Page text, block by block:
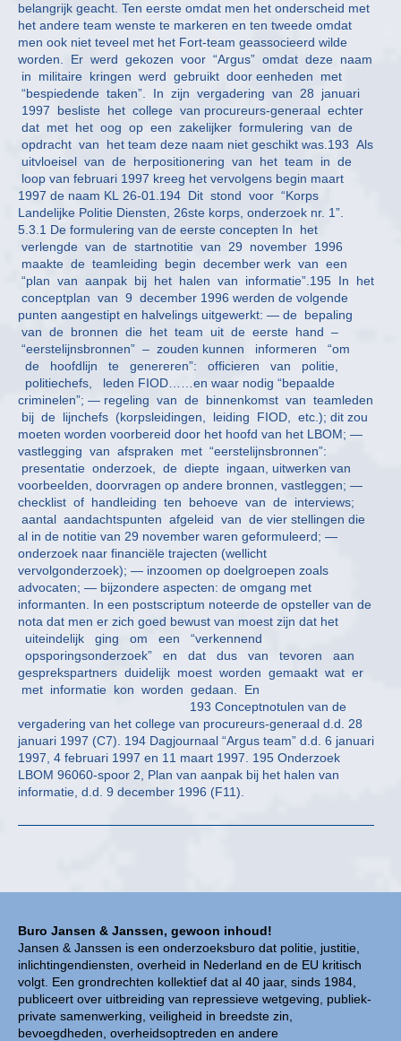
Buro Jansen & Janssen, gewoon inhoud!
Jansen & Janssen is een onderzoeksburo dat politie, justitie,
inlichtingendiensten, overheid in Nederland en de EU kritisch
volgt. Een grondrechten kollektief dat al 40 jaar, sinds 1984,
publiceert over uitbreiding van repressieve wetgeving, publiek-
private samenwerking, veiligheid in breedste zin,
bevoegdheden, overheidsoptreden en andere
belangrijk geacht. Ten eerste omdat men het onderscheid met
het andere team wenste te markeren en ten tweede omdat
men ook niet teveel met het Fort-team geassocieerd wilde
worden. Er werd gekozen voor “Argus” omdat deze naam
in militaire kringen werd gebruikt door eenheden met
“bespiedende taken”. In zijn vergadering van 28 januari
1997 besliste het college van procureurs-generaal echter
dat met het oog op een zakelijker formulering van de
opdracht van het team deze naam niet geschikt was.193 Als
uitvloeisel van de herpositionering van het team in de
loop van februari 1997 kreeg het vervolgens begin maart
1997 de naam KL 26-01.194 Dit stond voor “Korps
Landelijke Politie Diensten, 26ste korps, onderzoek nr. 1”.
5.3.1 De formulering van de eerste concepten In het
verlengde van de startnotitie van 29 november 1996
maakte de teamleiding begin december werk van een
“plan van aanpak bij het halen van informatie”.195 In het
conceptplan van 9 december 1996 werden de volgende
punten aangestipt en halvelings uitgewerkt: — de bepaling
van de bronnen die het team uit de eerste hand –
“eerstelijnsbronnen” – zouden kunnen informeren “om
de hoofdlijn te genereren”: officieren van politie,
politiechefs, leden FIOD……en waar nodig “bepaalde
criminelen”; — regeling van de binnenkomst van teamleden
bij de lijnchefs (korpsleidingen, leiding FIOD, etc.); dit zou
moeten worden voorbereid door het hoofd van het LBOM; —
vastlegging van afspraken met “eerstelijnsbronnen”:
presentatie onderzoek, de diepte ingaan, uitwerken van
voorbeelden, doorvragen op andere bronnen, vastleggen; —
checklist of handleiding ten behoeve van de interviews;
aantal aandachtspunten afgeleid van de vier stellingen die
al in de notitie van 29 november waren geformuleerd; —
onderzoek naar financiële trajecten (wellicht
vervolgonderzoek); — inzoomen op doelgroepen zoals
advocaten; — bijzondere aspecten: de omgang met
informanten. In een postscriptum noteerde de opsteller van de
nota dat men er zich goed bewust van moest zijn dat het
uiteindelijk ging om een “verkennend
opsporingsonderzoek” en dat dus van tevoren aan
gesprekspartners duidelijk moest worden gemaakt wat er
met informatie kon worden gedaan. En
193 Conceptnotulen van de
vergadering van het college van procureurs-generaal d.d. 28
januari 1997 (C7). 194 Dagjournaal “Argus team” d.d. 6 januari
1997, 4 februari 1997 en 11 maart 1997. 195 Onderzoek
LBOM 96060-spoor 2, Plan van aanpak bij het halen van
informatie, d.d. 9 december 1996 (F11).